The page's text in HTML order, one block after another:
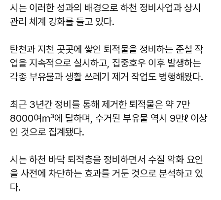
시는 이러한 성과의 배경으로 하천 정비사업과 상시
관리 체계 강화를 들고 있다.
탄천과 지천 곳곳에 쌓인 퇴적물을 정비하는 준설 작
업을 지속적으로 실시하고, 집중호우 이후 발생하는
각종 부유물과 생활 쓰레기 제거 작업도 병행해왔다.
최근 3년간 정비를 통해 제거한 퇴적물은 약 7만
8000여㎥에 달하며, 수거된 부유물 역시 9만ℓ 이상
인 것으로 집계됐다.
시는 하천 바닥 퇴적층을 정비하면서 수질 악화 요인
을 사전에 차단하는 효과를 거둔 것으로 분석하고 있
다.